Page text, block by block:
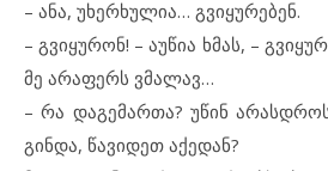
– ანა, უხერხულია… გვიყურებენ.
– გვიყურონ! – აუწია ხმას, –
მე არაფერს ვმალავ…
– რა დაგემართა? უწინ
გინდა, წავიდეთ აქედან?